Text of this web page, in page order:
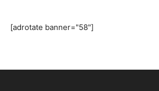
[adrotate banner="58"]